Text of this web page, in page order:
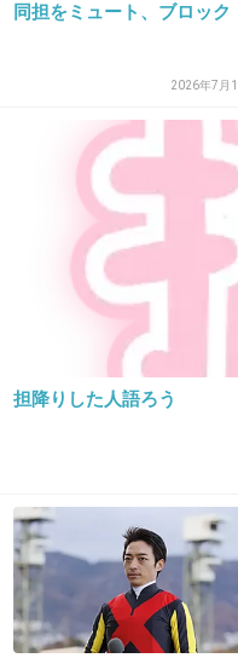
しかもジャニ以外の芸能人も平気
2016/01/06(水) 13:50:44
こうやってはっき
バカなジャニオタ
ちに嫌われるだけ
嵐ファンの迷惑オタ
2016/01/06(水) 13:50:49
アラシックばかりが
同担をミュート、ブロック
2026年7月
担降りした人語ろう